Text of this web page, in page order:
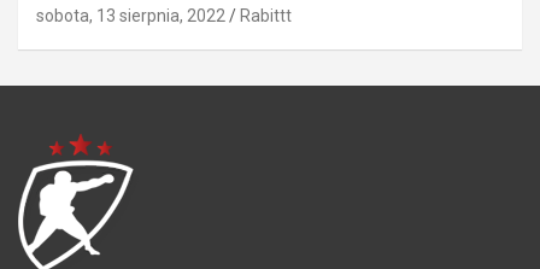
sobota, 13 sierpnia, 2022 Rabittt